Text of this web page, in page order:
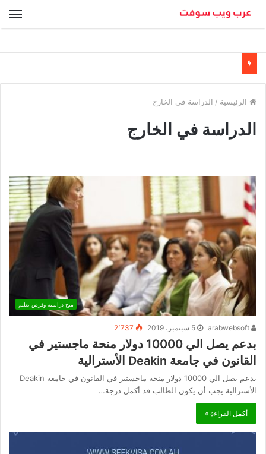
الرئيسية / الدراسة في الخارج
الدراسة في الخارج
منح دراسية وفرص تعليم
5 سبتمبر، 2019 2٬737
بدعم يصل الي 10000 دولار منحة ماجستير في
القانون في جامعة Deakin الأسترالية
بدعم يصل الي 10000 دولار منحة ماجستير في القانون في جامعة Deakin
الأسترالية يجب أن يكون الطالب قد أكمل درجة…
أكمل القراءة »